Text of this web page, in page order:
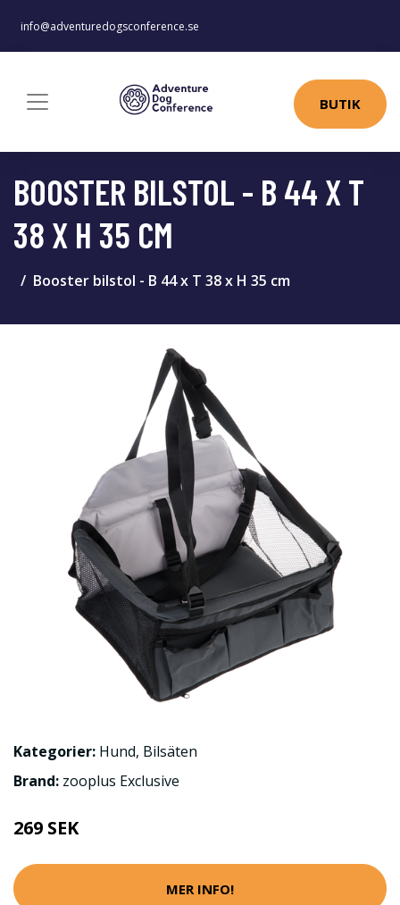
info@adventuredogsconference.se
BUTIK
BOOSTER BILSTOL - B 44 X T
38 X H 35 CM
Booster bilstol - B 44 x T 38 x H 35 cm
Kategorier: Hund, Bilsäten
Brand: zooplus Exclusive
269 SEK
MER INFO!